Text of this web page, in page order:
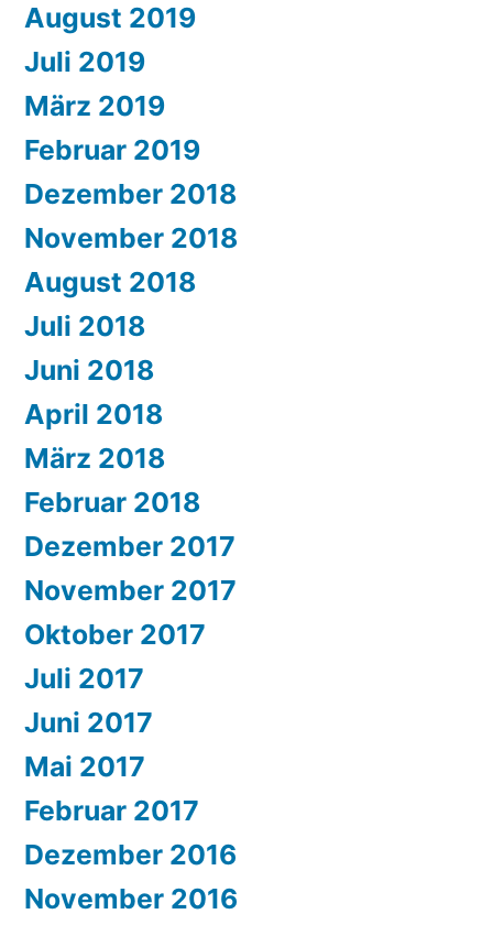
August 2019
Juli 2019
März 2019
Februar 2019
Dezember 2018
November 2018
August 2018
Juli 2018
Juni 2018
April 2018
März 2018
Februar 2018
Dezember 2017
November 2017
Oktober 2017
Juli 2017
Juni 2017
Mai 2017
Februar 2017
Dezember 2016
November 2016